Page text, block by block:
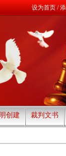
设为首页/
创建 裁判文书